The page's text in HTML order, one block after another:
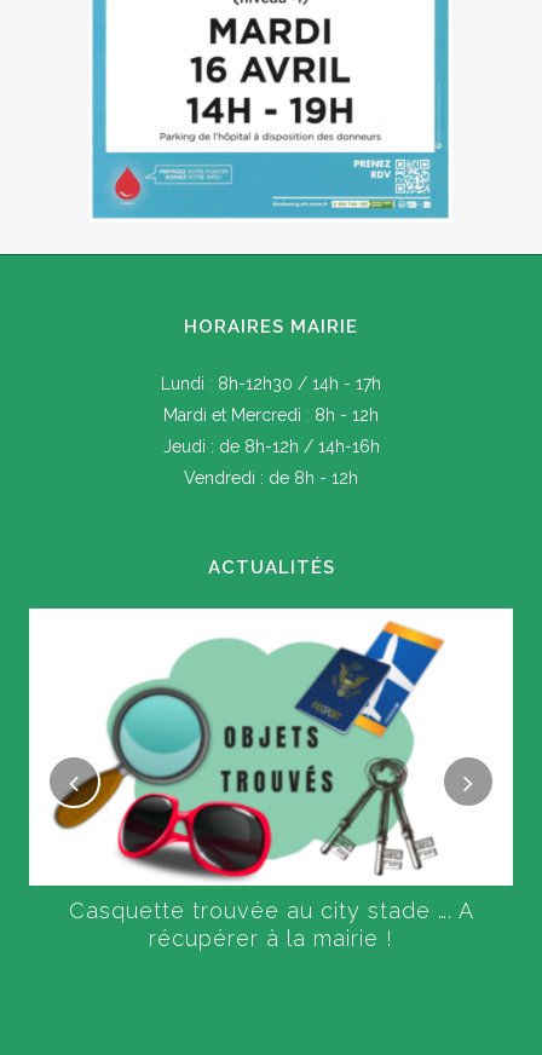
HORAIRES MAIRIE
Lundi : 8h-12h30 / 14h - 17h
Mardi et Mercredi : 8h - 12h
Jeudi : de 8h-12h / 14h-16h
Vendredi : de 8h - 12h
ACTUALITÉS
Casquette trouvée au city stade …. A
récupérer à la mairie !